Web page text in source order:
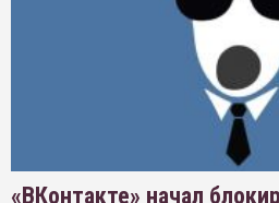
«ВКонтакте» начал